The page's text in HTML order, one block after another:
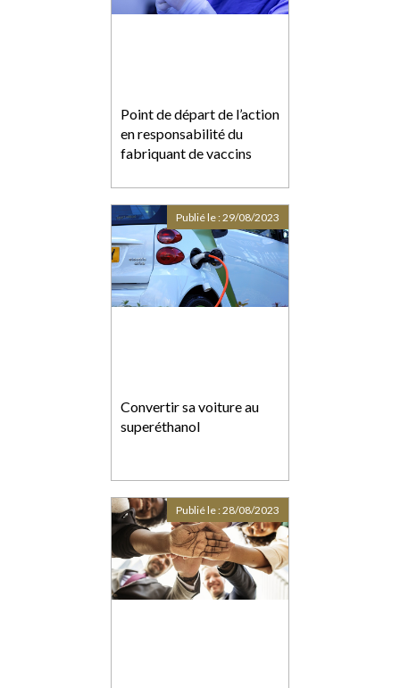
Point de départ de l’action
en responsabilité du
fabriquant de vaccins
Convertir sa voiture au
superéthanol
Publié le :29/08/2023
Publié le :28/08/2023